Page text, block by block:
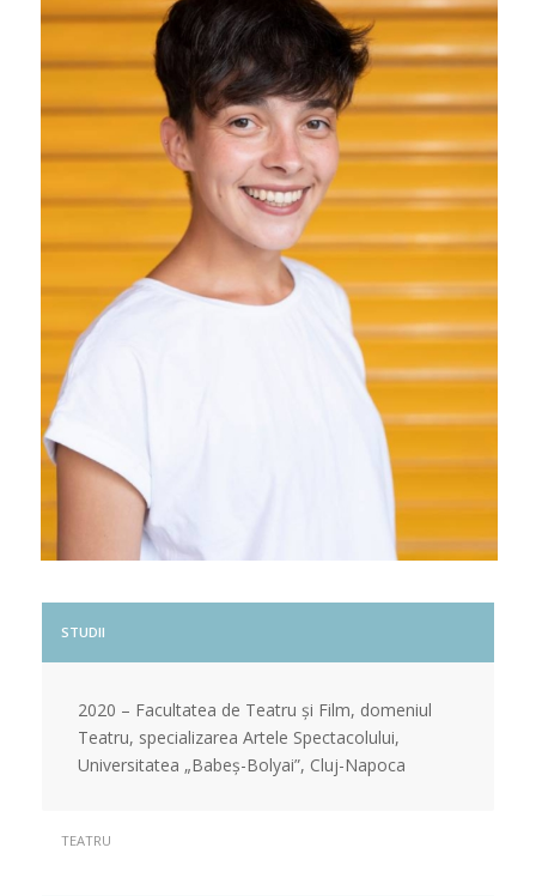
STUDII
2020 – Facultatea de Teatru și Film, domeniul
Teatru, specializarea Artele Spectacolului,
Universitatea „Babeș-Bolyai”, Cluj-Napoca
TEATRU